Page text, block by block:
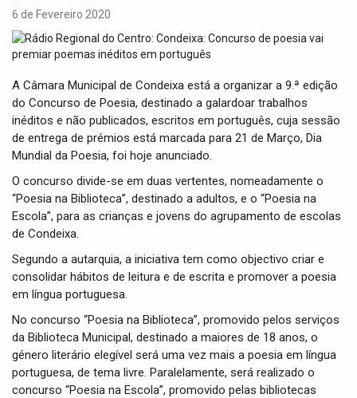
6 de Fevereiro 2020
A Câmara Municipal de Condeixa está a organizar a 9.ª edição
do Concurso de Poesia, destinado a galardoar trabalhos
inéditos e não publicados, escritos em português, cuja sessão
de entrega de prémios está marcada para 21 de Março, Dia
Mundial da Poesia, foi hoje anunciado.
O concurso divide-se em duas vertentes, nomeadamente o
“Poesia na Biblioteca”, destinado a adultos, e o “Poesia na
Escola”, para as crianças e jovens do agrupamento de escolas
de Condeixa.
Segundo a autarquia, a iniciativa tem como objectivo criar e
consolidar hábitos de leitura e de escrita e promover a poesia
em língua portuguesa.
No concurso “Poesia na Biblioteca”, promovido pelos serviços
da Biblioteca Municipal, destinado a maiores de 18 anos, o
género literário elegível será uma vez mais a poesia em língua
portuguesa, de tema livre. Paralelamente, será realizado o
concurso “Poesia na Escola”, promovido pelas bibliotecas